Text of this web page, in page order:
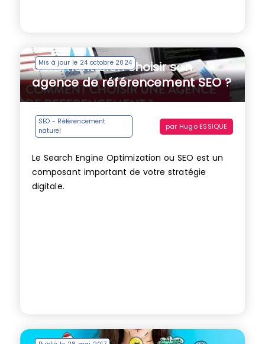
Mis à jour le 24 octobre 2024
Comment bien choisir son
agence de référencement SEO ?
SEO - Référencement
naturel
par Hugo ESSIQUE
Le Search Engine Optimization ou SEO est un
composant important de votre stratégie
digitale.